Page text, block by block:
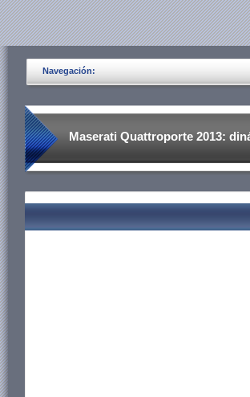
Navegación:
Maserati Quattroporte 2013: